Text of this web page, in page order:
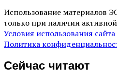
Использование материалов
только при наличии
Условия использования сайта
Политика
Сейчас читают